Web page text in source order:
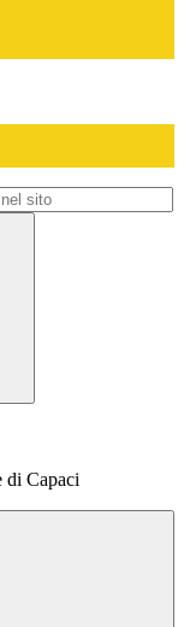
di Capaci